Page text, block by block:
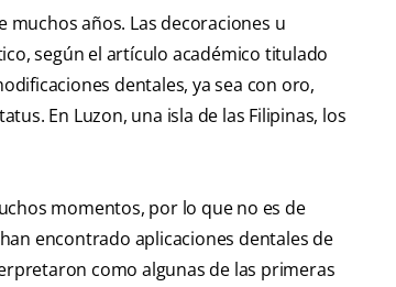
muchos años. Las decoraciones u
según el artículo académico titulado
dentales, ya sea con oro,
En Luzon, una isla de las Filipinas, los
momentos, por lo que no es de
encontrado aplicaciones dentales de
como algunas de las primeras